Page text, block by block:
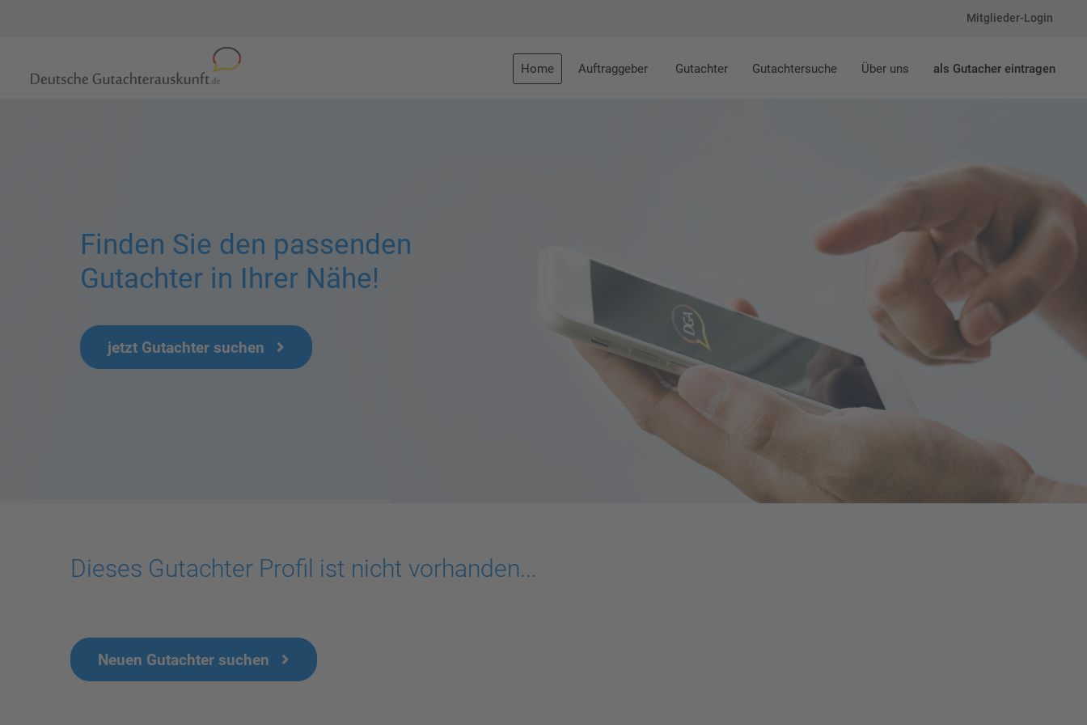
Mitglieder-Login
Home Auftraggeber Gutachter Gutachtersuche Über uns als Gutacher eintragen
Finden Sie den passenden
Gutachter in Ihrer Nähe!
jetzt Gutachter suchen
Dieses Gutachter Profil ist nicht vorhanden...
Neuen Gutachter suchen